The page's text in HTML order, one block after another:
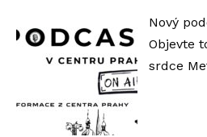
Nový
Objevte
srdce